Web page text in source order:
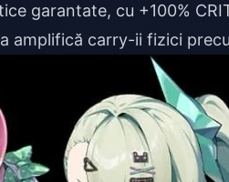
garantate, cu +100%
amplifică carry-ii fizici